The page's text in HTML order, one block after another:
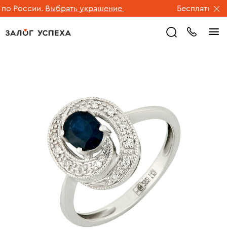
России. Выбрать украшение Бесплатная